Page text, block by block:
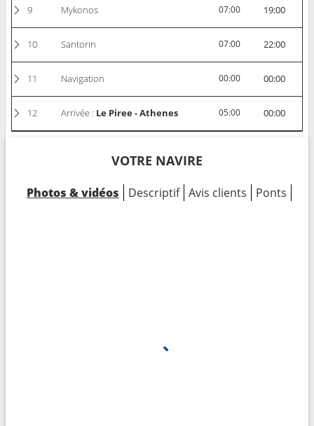
9 Mykonos 07:00 19:00
10 Santorin 07:00 22:00
11 Navigation 00:00 00:00
12 Arrivée : Le Piree - Athenes 05:00 00:00
VOTRE NAVIRE
Photos & vidéos Descriptif Avis clients Ponts